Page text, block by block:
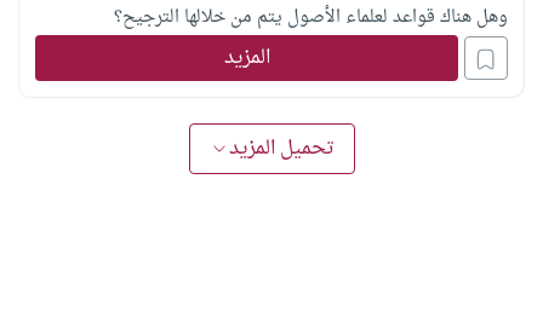
وهل هناك قواعد لعلماء الأصول يتم من خلالها الترجيح؟
المزيد
تحميل المزيد